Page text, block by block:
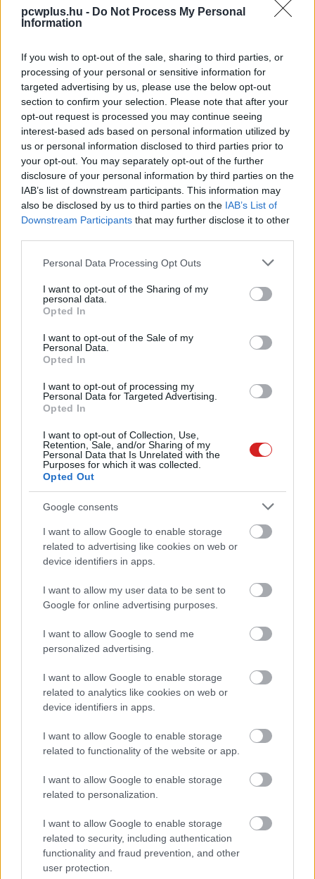
pcwplus.hu - Do Not Process My Personal
Information
If you wish to opt-out of the sale, sharing to third parties, or
processing of your personal or sensitive information for
targeted advertising by us, please use the below opt-out
section to confirm your selection. Please note that after your
opt-out request is processed you may continue seeing
interest-based ads based on personal information utilized by
us or personal information disclosed to third parties prior to
your opt-out. You may separately opt-out of the further
disclosure of your personal information by third parties on the
IAB’s list of downstream participants. This information may
also be disclosed by us to third parties on the IAB’s List of
Downstream Participants that may further disclose it to other
Please note that this website/app uses one or more Google
not limited to your visit or usage behaviour. You may click to
grant or deny consent to Google and its third-party tags to
use your data for below specified purposes in below Google
consent section.
Personal Data Processing Opt Outs
I want to opt-out of the Sharing of my
personal data.
Opted In
I want to opt-out of the Sale of my
Personal Data.
Opted In
I want to opt-out of processing my
Personal Data for Targeted Advertising.
Opted In
I want to opt-out of Collection, Use,
Retention, Sale, and/or Sharing of my
Personal Data that Is Unrelated with the
Purposes for which it was collected.
Opted Out
Google consents
I want to allow Google to enable storage
related to advertising like cookies on web or
device identifiers in apps.
I want to allow my user data to be sent to
Google for online advertising purposes.
I want to allow Google to send me
personalized advertising.
I want to allow Google to enable storage
related to analytics like cookies on web or
device identifiers in apps.
I want to allow Google to enable storage
related to functionality of the website or app.
I want to allow Google to enable storage
related to personalization.
I want to allow Google to enable storage
related to security, including authentication
functionality and fraud prevention, and other
user protection.
Jön a WPA3, új szintre lép a WiFi-
KÖVESS FACEBOOKON!
LEGOLVASOTTABBAK
Rezsicsökkentés: mennyit fogyaszt a
PC-d, a konzolod és a többi
Napelem sem kell hozzá: ez a
konnektoros akkumulátor lehet a
takarékos otthonok következő nagy
Nem egyedi eset volt: más OpenAI-
ügynökök is kijuthattak az elszigetelt
tesztkörnyezetből